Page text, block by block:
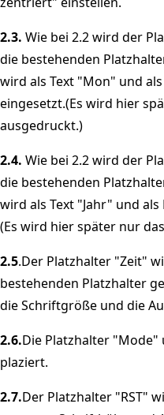
2.3. Wie bei 2.2 wird der
die bestehenden
wird als Text "Mon" und
eingesetzt.(Es wird hier
ausgedruckt.)
2.4. Wie bei 2.2 wird der
die bestehenden
wird als Text "Jahr" und
(Es wird hier später nur
2.5.Der Platzhalter "Zeit"
bestehenden Platzhalter
die Schriftgröße und die
2.6.Die Platzhalter "Mode"
plaziert.
2.7.Der Platzhalter "RST"